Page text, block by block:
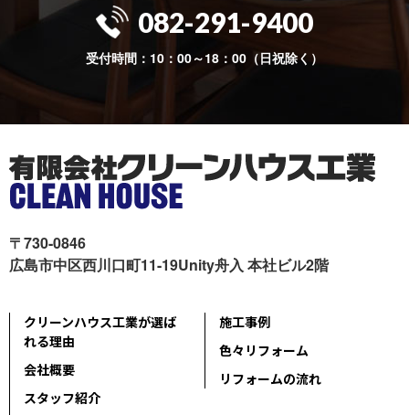
082-291-9400
受付時間：10：00～18：00（日祝除く）
〒730-0846
広島市中区西川口町11-19Unity舟入 本社ビル2階
クリーンハウス工業が選ば
れる理由
会社概要
スタッフ紹介
施工事例
色々リフォーム
リフォームの流れ